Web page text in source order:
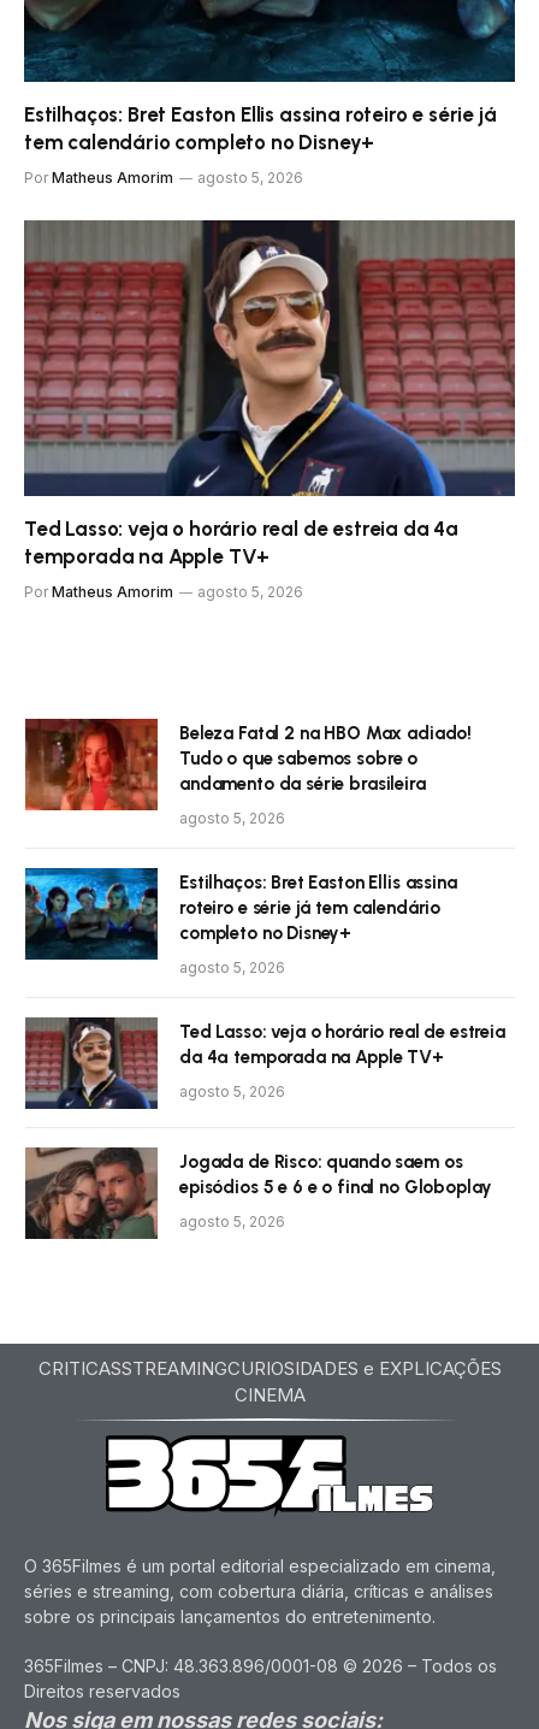
Estilhaços: Bret Easton Ellis assina roteiro e série já
tem calendário completo no Disney+
Por Matheus Amorim agosto 5, 2026
Ted Lasso: veja o horário real de estreia da 4ª
temporada na Apple TV+
Por Matheus Amorim agosto 5, 2026
Beleza Fatal 2 na HBO Max adiado!
Tudo o que sabemos sobre o
andamento da série brasileira
agosto 5, 2026
Estilhaços: Bret Easton Ellis assina
roteiro e série já tem calendário
completo no Disney+
agosto 5, 2026
Ted Lasso: veja o horário real de estreia
da 4ª temporada na Apple TV+
agosto 5, 2026
Jogada de Risco: quando saem os
episódios 5 e 6 e o final no Globoplay
agosto 5, 2026
CRITICASSTREAMINGCURIOSIDADES e EXPLICAÇÕES
CINEMA
O 365Filmes é um portal editorial especializado em cinema,
séries e streaming, com cobertura diária, críticas e análises
sobre os principais lançamentos do entretenimento.
365Filmes – CNPJ: 48.363.896/0001-08 © 2026 – Todos os
Direitos reservados
Nos siga em nossas redes sociais: